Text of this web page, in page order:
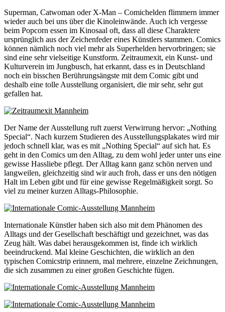
Superman, Catwoman oder X-Man – Comichelden flimmern immer
wieder auch bei uns über die Kinoleinwände. Auch ich vergesse
beim Popcorn essen im Kinosaal oft, dass all diese Charaktere
ursprünglich aus der Zeichenfeder eines Künstlers stammen. Comics
können nämlich noch viel mehr als Superhelden hervorbringen; sie
sind eine sehr vielseitige Kunstform. Zeitraumexit, ein Kunst- und
Kulturverein im Jungbusch, hat erkannt, dass es in Deutschland
noch ein bisschen Berührungsängste mit dem Comic gibt und
deshalb eine tolle Ausstellung organisiert, die mir sehr, sehr gut
gefallen hat.
Der Name der Ausstellung ruft zuerst Verwirrung hervor: „Nothing
Special“. Nach kurzem Studieren des Ausstellungsplakates wird mir
jedoch schnell klar, was es mit „Nothing Special“ auf sich hat. Es
geht in den Comics um den Alltag, zu dem wohl jeder unter uns eine
gewisse Hassliebe pflegt. Der Alltag kann ganz schön nerven und
langweilen, gleichzeitig sind wir auch froh, dass er uns den nötigen
Halt im Leben gibt und für eine gewisse Regelmäßigkeit sorgt. So
viel zu meiner kurzen Alltags-Philosophie.
Internationale Künstler haben sich also mit dem Phänomen des
Alltags und der Gesellschaft beschäftigt und gezeichnet, was das
Zeug hält. Was dabei herausgekommen ist, finde ich wirklich
beeindruckend. Mal kleine Geschichten, die wirklich an den
typischen Comicstrip erinnern, mal mehrere, einzelne Zeichnungen,
die sich zusammen zu einer großen Geschichte fügen.